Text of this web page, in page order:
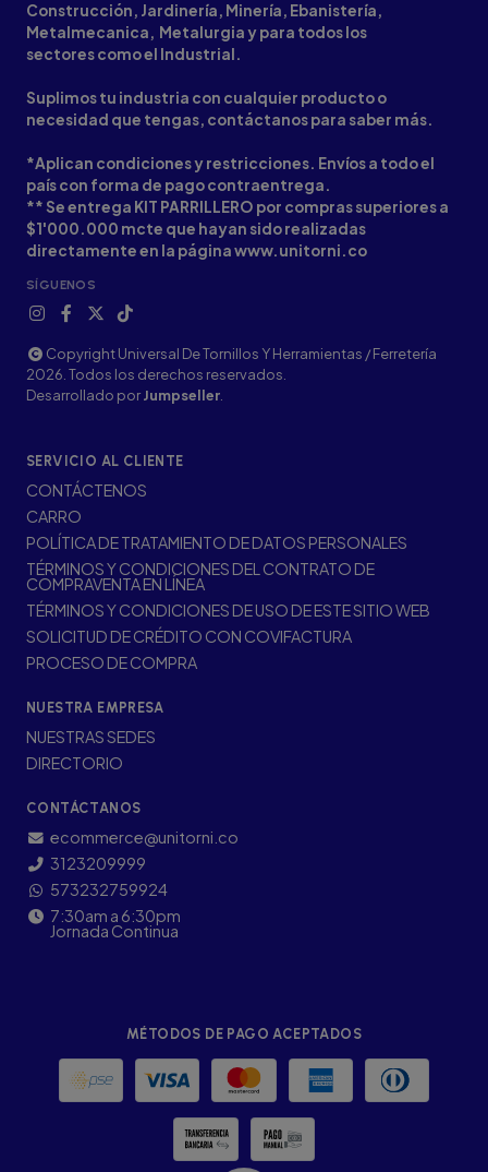
Construcción, Jardinería, Minería, Ebanistería,
Metalmecanica, Metalurgia y para todos los
sectores como el Industrial.
Suplimos tu industria con cualquier producto o
necesidad que tengas, contáctanos para saber más.
*Aplican condiciones y restricciones. Envíos a todo el
país con forma de pago contraentrega.
** Se entrega KIT PARRILLERO por compras superiores a
$1'000.000 mcte que hayan sido realizadas
directamente en la página www.unitorni.co
SÍGUENOS
Copyright Universal De Tornillos Y Herramientas / Ferretería
2026. Todos los derechos reservados.
Desarrollado porJumpseller.
SERVICIO AL CLIENTE
CONTÁCTENOS
CARRO
POLÍTICA DE TRATAMIENTO DE DATOS PERSONALES
TÉRMINOS Y CONDICIONES DEL CONTRATO DE
COMPRAVENTA EN LÍNEA
TÉRMINOS Y CONDICIONES DE USO DE ESTE SITIO WEB
SOLICITUD DE CRÉDITO CON COVIFACTURA
PROCESO DE COMPRA
NUESTRA EMPRESA
NUESTRAS SEDES
DIRECTORIO
CONTÁCTANOS
ecommerce@unitorni.co
3123209999
573232759924
7:30am a 6:30pm
Jornada Continua
MÉTODOS DE PAGO ACEPTADOS